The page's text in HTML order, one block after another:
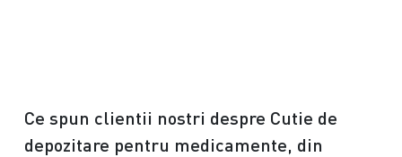
Ce spun clientii nostri despre Cutie de
depozitare pentru medicamente, din